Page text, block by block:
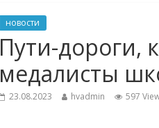
новости
Пути-дороги,
медалисты
23.08.2023 hvadmin 597